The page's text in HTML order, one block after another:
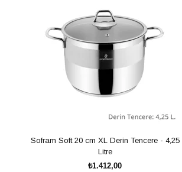
Sofram Soft 20 cm XL Derin Tencere - 4,25
Litre
₺1.412,00